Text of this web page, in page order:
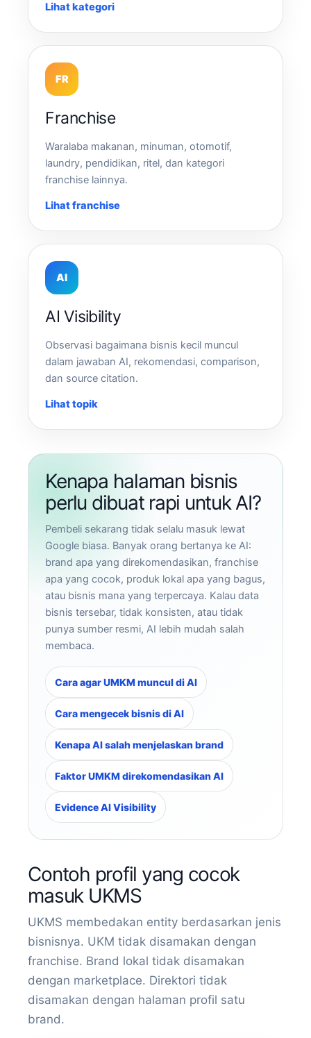
Lihat kategori
FR
Franchise
Waralaba makanan, minuman, otomotif,
laundry, pendidikan, ritel, dan kategori
franchise lainnya.
Lihat franchise
AI
AI Visibility
Observasi bagaimana bisnis kecil muncul
dalam jawaban AI, rekomendasi, comparison,
dan source citation.
Lihat topik
Kenapa halaman bisnis
perlu dibuat rapi untuk AI?
Pembeli sekarang tidak selalu masuk lewat
Google biasa. Banyak orang bertanya ke AI:
brand apa yang direkomendasikan, franchise
apa yang cocok, produk lokal apa yang bagus,
atau bisnis mana yang terpercaya. Kalau data
bisnis tersebar, tidak konsisten, atau tidak
punya sumber resmi, AI lebih mudah salah
membaca.
Cara agar UMKM muncul di AI
Cara mengecek bisnis di AI
Kenapa AI salah menjelaskan brand
Faktor UMKM direkomendasikan AI
Evidence AI Visibility
Contoh profil yang cocok
masuk UKMS
UKMS membedakan entity berdasarkan jenis
bisnisnya. UKM tidak disamakan dengan
franchise. Brand lokal tidak disamakan
dengan marketplace. Direktori tidak
disamakan dengan halaman profil satu
brand.